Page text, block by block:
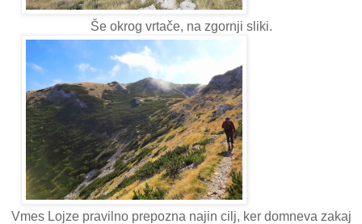
Še okrog vrtače, na zgornji sliki.
Vmes Lojze pravilno prepozna najin cilj, ker domneva zakaj